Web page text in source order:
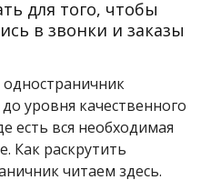
для того, чтобы
в звонки и заказы
уровня качественного
есть вся необходимая
Как раскрутить
читаем здесь.